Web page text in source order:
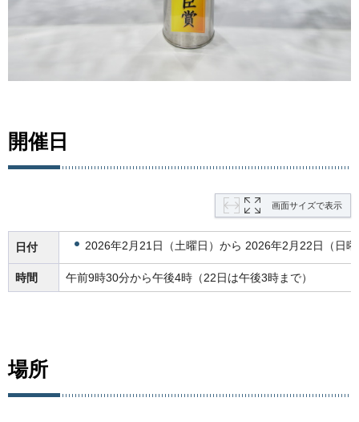
開催日
画面サイズで表示
日付 2026年2月21日（土曜日）から 2026年2月22日（日
時間 午前9時30分から午後4時（22日は午後3時まで）
場所